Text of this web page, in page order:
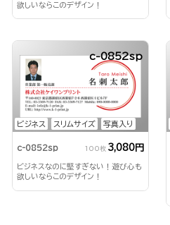
欲しいならこのデザイン！
ビジネス スリムサイズ 写真入り
c-0852sp
c-0852sp 100枚 3,080円
ビジネスなのに堅すぎない！遊び心も
欲しいならこのデザイン！